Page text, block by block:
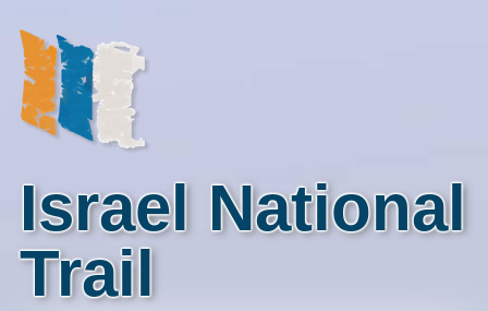
Israel National
Trail